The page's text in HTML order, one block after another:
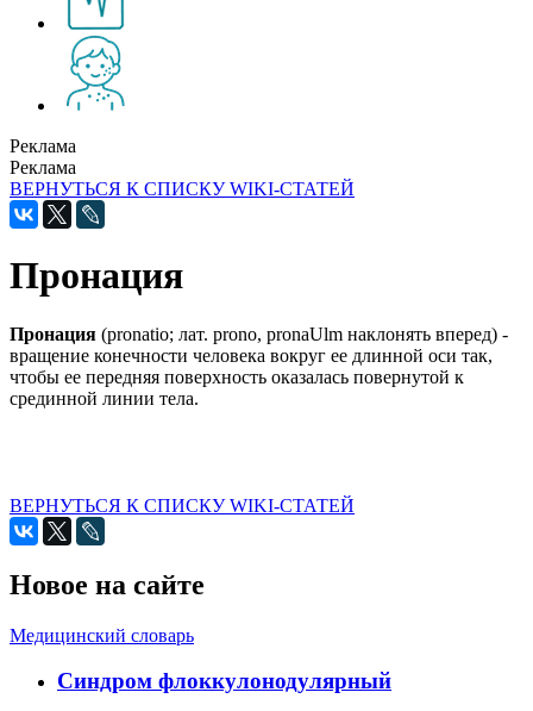
Реклама
Реклама
ВЕРНУТЬСЯ К СПИСКУ WIKI-СТАТЕЙ
Пронация
Пронация (pronatio; лат. prono, pronaUlm наклонять вперед) -
вращение конечности человека вокруг ее длинной оси так,
чтобы ее передняя поверхность оказалась повернутой к
срединной линии тела.
ВЕРНУТЬСЯ К СПИСКУ WIKI-СТАТЕЙ
Новое на сайте
Медицинский словарь
Cиндром флоккулонодулярный